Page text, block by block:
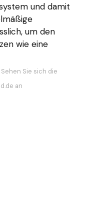
und damit
um den
wie eine
Sehen Sie sich die
an